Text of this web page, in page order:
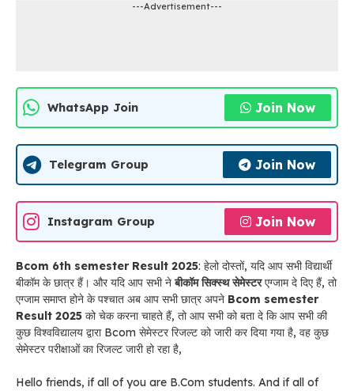
---Advertisement---
WhatsApp Join Join Now
Telegram Group Join Now
Instagram Group Join Now
Bcom 6th semester Result 2025: हेलो दोस्तों, यदि आप सभी विद्यार्थी
बीकॉम के छात्र हैं। और यदि आप सभी नेबीकॉम सिक्स्थ सेमेस्टरएग्जाम दे दिए हैं, तो
एग्जाम समाप्त होने के पश्चात अब आप सभी छात्र अपने Bcom semester
Result 2025 को चेक करना चाहते हैं, तो आप सभी को बता दे कि आप सभी की
कुछ विश्वविद्यालय द्वारा Bcom सेमेस्टर रिजल्ट को जारी कर दिया गया है, वह कुछ
सेमेस्टर परीक्षाओं का रिजल्ट जारी हो रहा है,
Hello friends, if all of you are B.Com students. And if all of